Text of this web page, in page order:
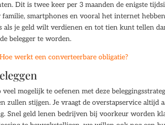
Dit is twee keer per 3 maanden de enigste
smartphones en vooral het internet
als je geld wilt verdienen en tot tien kunt tellen
belegger te worden.
werkt een converteerbare obligatie?
mogelijk te oefenen met deze
zullen stijgen. Je vraagt de overstapservice altijd
Snel geld lenen bedrijven bij voorkeur worden